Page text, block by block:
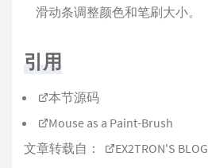
滑动条调整颜色和笔刷大小。
引用
本节源码
Mouse as a Paint-Brush
文章转载自：
EX2TRON'S BLOG